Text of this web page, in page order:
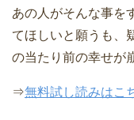
あの人がそんな事を
てほしいと願うも、
の当たり前の幸せが
⇒無料試し読みはこ